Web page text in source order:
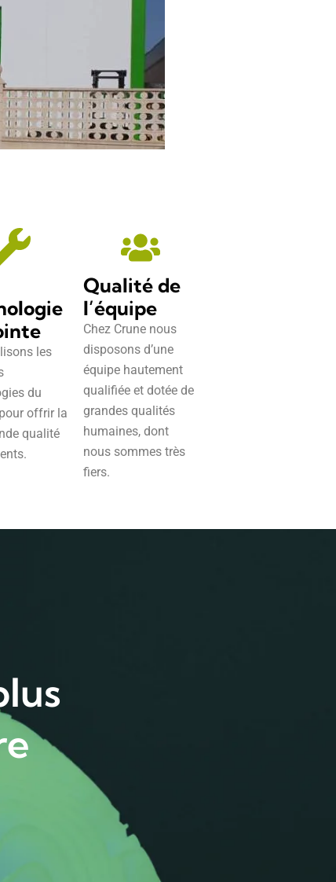
les
du
offrir la
qualité
Qualité de
l’équipe
Chez Crune nous
disposons d’une
équipe hautement
qualifiée et dotée de
grandes qualités
humaines, dont
nous sommes très
fiers.